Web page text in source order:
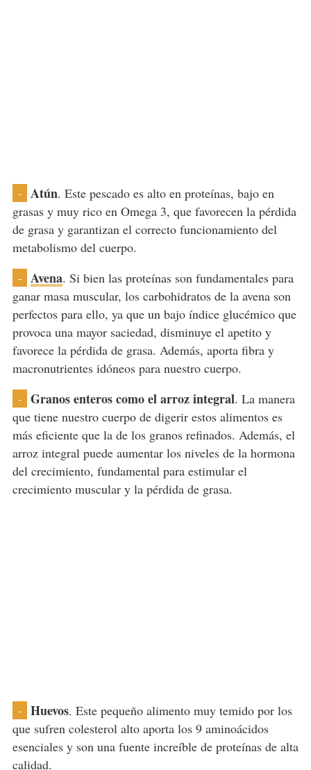
- Atún. Este pescado es alto en proteínas, bajo en
grasas y muy rico en Omega 3, que favorecen la pérdida
de grasa y garantizan el correcto funcionamiento del
metabolismo del cuerpo.
- Avena. Si bien las proteínas son fundamentales para
ganar masa muscular, los carbohidratos de la avena son
perfectos para ello, ya que un bajo índice glucémico que
provoca una mayor saciedad, disminuye el apetito y
favorece la pérdida de grasa. Además, aporta fibra y
macronutrientes idóneos para nuestro cuerpo.
- Granos enteros como el arroz integral. La manera
que tiene nuestro cuerpo de digerir estos alimentos es
más eficiente que la de los granos refinados. Además, el
arroz integral puede aumentar los niveles de la hormona
del crecimiento, fundamental para estimular el
crecimiento muscular y la pérdida de grasa.
- Huevos. Este pequeño alimento muy temido por los
que sufren colesterol alto aporta los 9 aminoácidos
esenciales y son una fuente increíble de proteínas de alta
calidad.